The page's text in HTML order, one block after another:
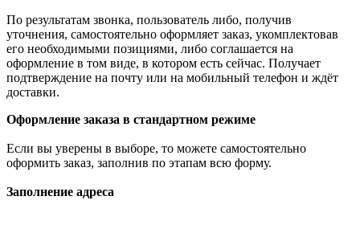
По результатам звонка, пользователь либо, получив
уточнения, самостоятельно оформляет заказ, укомплектовав
его необходимыми позициями, либо соглашается на
оформление в том виде, в котором есть сейчас. Получает
подтверждение на почту или на мобильный телефон и ждёт
доставки.
Оформление заказа в стандартном режиме
Если вы уверены в выборе, то можете самостоятельно
оформить заказ, заполнив по этапам всю форму.
Заполнение адреса